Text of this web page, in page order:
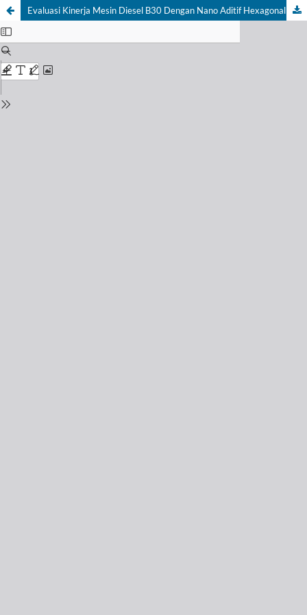
Evaluasi Kinerja Mesin Diesel B30 Dengan Nano Aditif Hexagonal Boron Nitrida (hBN) Hasil Eksfoliasi